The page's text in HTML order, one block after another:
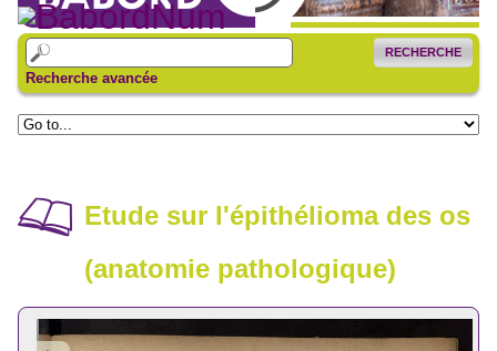
RECHERCHE
Recherche avancée
Etude sur l'épithélioma des os
(anatomie pathologique)